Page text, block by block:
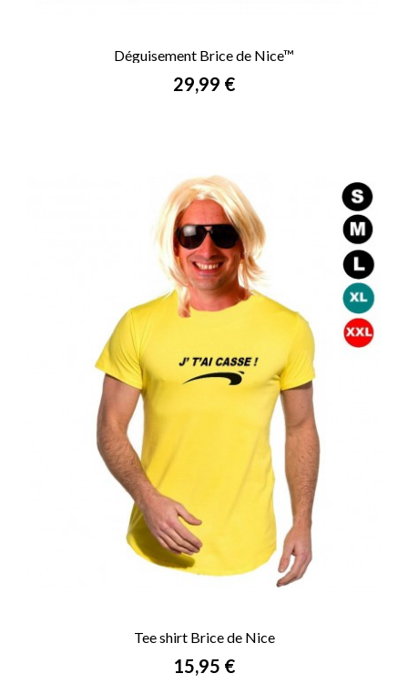
Déguisement Brice de Nice™
Prix
29,99 €
Tee shirt Brice de Nice
Prix
15,95 €